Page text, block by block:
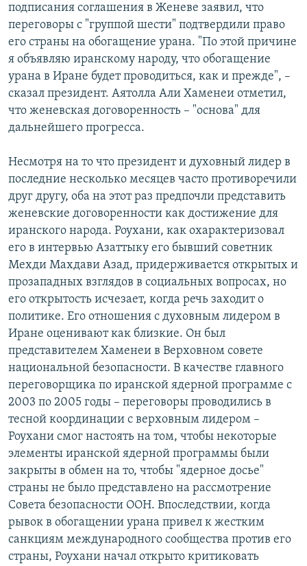
подписания соглашения в Женеве заявил, что
переговоры с "группой шести" подтвердили право
его страны на обогащение урана. "По этой причине
я объявляю иранскому народу, что обогащение
урана в Иране будет проводиться, как и прежде", –
сказал президент. Аятолла Али Хаменеи отметил,
что женевская договоренность – "основа" для
дальнейшего прогресса.
Несмотря на то что президент и духовный лидер в
последние несколько месяцев часто противоречили
друг другу, оба на этот раз предпочли представить
женевские договоренности как достижение для
иранского народа. Роухани, как охарактеризовал
его в интервью Азаттыку его бывший советник
Мехди Махдави Азад, придерживается открытых и
прозападных взглядов в социальных вопросах, но
его открытость исчезает, когда речь заходит о
политике. Его отношения с духовным лидером в
Иране оценивают как близкие. Он был
представителем Хаменеи в Верховном совете
национальной безопасности. В качестве главного
переговорщика по иранской ядерной программе с
2003 по 2005 годы – переговоры проводились в
тесной координации с верховным лидером –
Роухани смог настоять на том, чтобы некоторые
элементы иранской ядерной программы были
закрыты в обмен на то, чтобы "ядерное досье"
страны не было представлено на рассмотрение
Совета безопасности ООН. Впоследствии, когда
рывок в обогащении урана привел к жестким
санкциям международного сообщества против его
страны, Роухани начал открыто критиковать